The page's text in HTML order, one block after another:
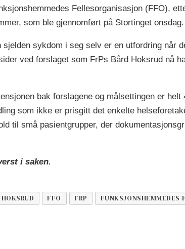
Fellesorganisasjon (FFO),
som ble gjennomført på Stortinget onsdag.
sykdom i seg selv er en utfordring når
ved forslaget som FrPs Bård Hoksrud nå
bak forslagene og målsettingen er
som ikke er prisgitt det enkelte
til små pasientgrupper, der
i saken.
FFO FRP FUNKSJONSHEMMEDES